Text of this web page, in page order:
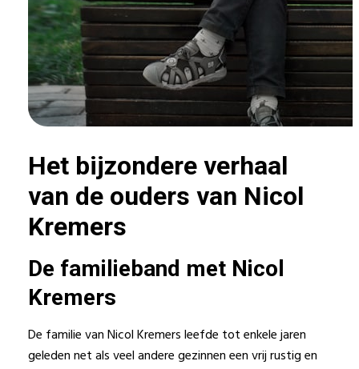
Het bijzondere verhaal
van de ouders van Nicol
Kremers
De familieband met Nicol
Kremers
De familie van Nicol Kremers leefde tot enkele jaren
geleden net als veel andere gezinnen een vrij rustig en